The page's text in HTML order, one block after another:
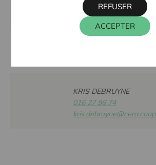
3740 BILZEN-HOESELT
Cera contact
KRIS DEBRUYNE
016 27 96 74
kris.debruyne@cera.coop
ACCEPTER
REFUSER